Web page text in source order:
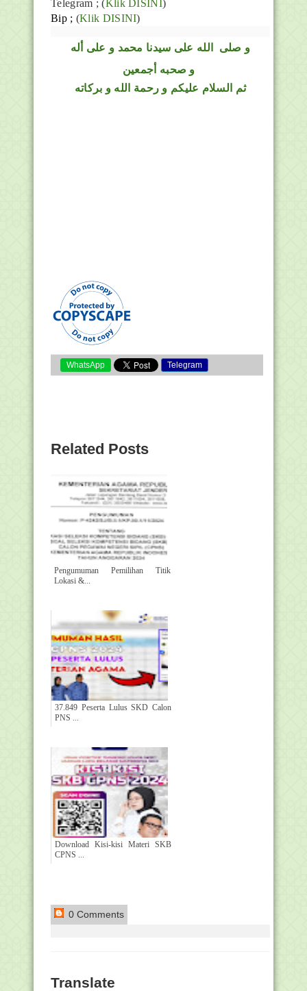
Telegram ;( Klik DISINI )
Bip ; (Klik DISINI)
و صلى الله على سيدنا محمد و على أله
و صحبه أجمعين
ثم السلام عليكم و رحمة الله و بركاته
WhatsApp Telegram
Related Posts
Pengumuman Pemilihan Titik
Lokasi &...
37.849 Peserta Lulus SKD Calon
PNS ...
Download Kisi-kisi Materi SKB
CPNS ...
0 Comments
Translate